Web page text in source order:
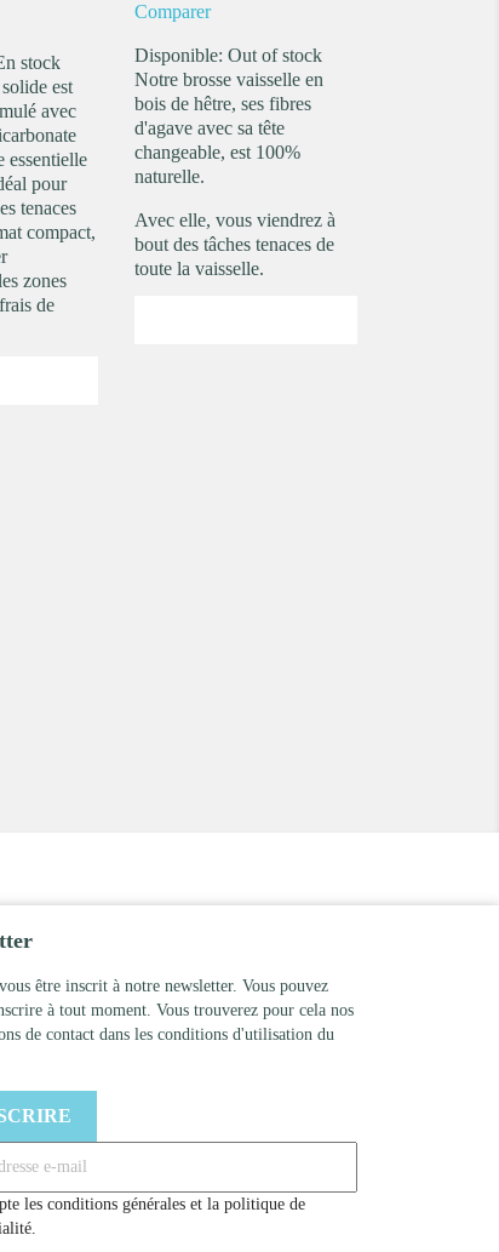
stock
est
avec
essentielle
pour
tenaces
compact,
zones
de
Comparer
Disponible:Out of stock
Notre brosse vaisselle en
bois de hêtre, ses fibres
d'agave avec sa tête
changeable, est 100%
naturelle.
Avec elle, vous viendrez à
bout des tâches tenaces de
toute la vaisselle.
être inscrit à notre newsletter. Vous pouvez
à tout moment. Vous trouverez pour cela nos
de contact dans les conditions d'utilisation du
les conditions générales et la politique de